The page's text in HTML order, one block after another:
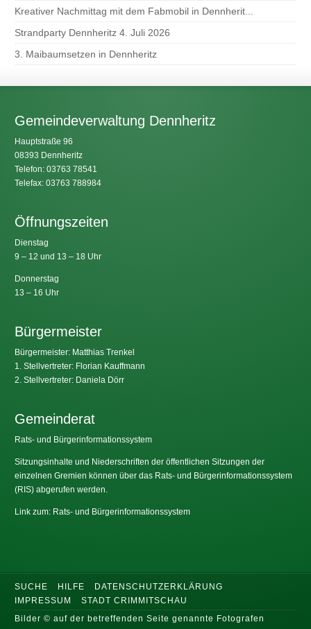
Kreativer Nachmittag mit dem Fabmobil in Dennherit...
Strandparty Dennheritz 4. Juli 2026
3. Maibaumsetzen in Dennheritz
Gemeindeverwaltung Dennheritz
Hauptstraße 96
08393 Dennheritz
Telefon: 03763 78541
Telefax: 03763 788984
Öffnungszeiten
Dienstag
9 – 12 und 13 – 18 Uhr
Donnerstag
13 – 16 Uhr
Bürgermeister
Bürgermeister: Matthias Trenkel
1. Stellvertreter: Florian Kauffmann
2. Stellvertreter: Daniela Dörr
Gemeinderat
Rats- und Bürgerinformationssystem
Sitzungsinhalte und Niederschriften der öffentlichen Sitzungen der
einzelnen Gremien können über das Rats- und Bürgerinformationssystem
(RIS) abgerufen werden.
Link zum: Rats- und Bürgerinformationssystem
SUCHE HILFE
DATENSCHUTZERKLÄRUNG
IMPRESSUM
STADT CRIMMITSCHAU
Bilder © auf der betreffenden Seite genannte Fotografen